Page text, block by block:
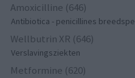
Amoxicilline (646)
Antibiotica - penicillines
Wellbutrin XR (646)
Verslavingsziekten
Metformine (620)